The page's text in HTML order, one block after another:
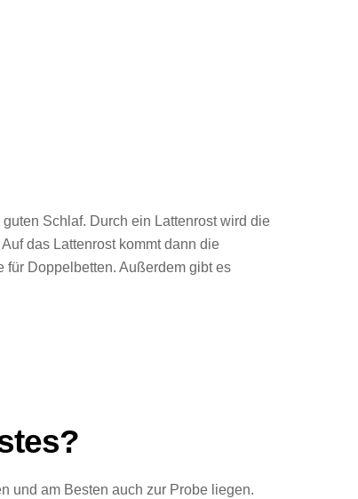
Schlaf. Durch ein Lattenrost wird die
das Lattenrost kommt dann die
für Doppelbetten. Außerdem gibt es
und am Besten auch zur Probe liegen.